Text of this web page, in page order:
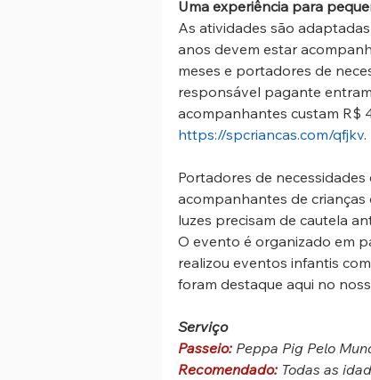
Uma experiência para
As atividades são
anos devem estar
meses e portadores de
responsável pagante
acompanhantes custam R$
https://spcriancas.com/qfjkv.
Portadores de
acompanhantes de
luzes precisam de cautela
O evento é organizado em
realizou eventos infantis
foram destaque aqui no
Serviço
Passeio: Peppa Pig Pelo
Recomendado: Todas as